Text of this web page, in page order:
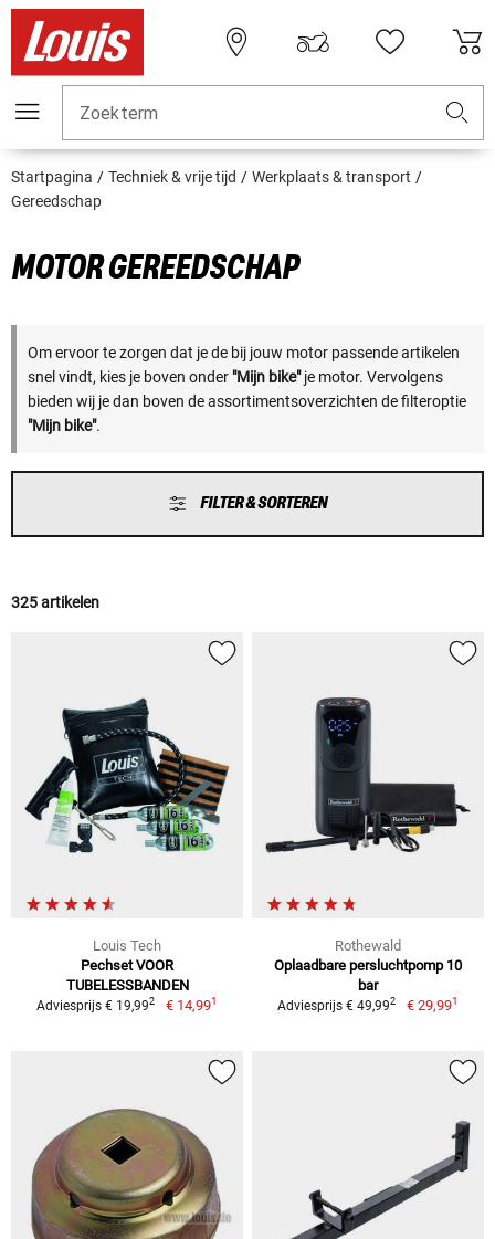
Zoekterm
Startpagina Techniek & vrije tijd
Werkplaats & transport
Gereedschap
MOTOR GEREEDSCHAP
Om ervoor te zorgen dat je de bij jouw motor passende artikelen
snel vindt, kies je boven onder "Mijn bike"je motor. Vervolgens
bieden wij je dan boven de assortimentsoverzichten de filteroptie
"Mijn bike".
FILTER & SORTEREN
325 artikelen
Louis Tech
Pechset VOOR
TUBELESSBANDEN
Adviesprijs € 19,992 € 14,991
Rothewald
Oplaadbare persluchtpomp 10
bar
Adviesprijs € 49,992 € 29,991